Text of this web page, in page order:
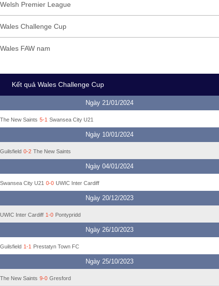
Welsh Premier League
Wales Challenge Cup
Wales FAW nam
Kết quả Wales Challenge Cup
Ngày 21/01/2024
The New Saints 5-1 Swansea City U21
Ngày 10/01/2024
Guilsfield 0-2 The New Saints
Ngày 04/01/2024
Swansea City U21 0-0 UWIC Inter Cardiff
Ngày 20/12/2023
UWIC Inter Cardiff 1-0 Pontypridd
Ngày 26/10/2023
Guilsfield 1-1 Prestatyn Town FC
Ngày 25/10/2023
The New Saints 9-0 Gresford